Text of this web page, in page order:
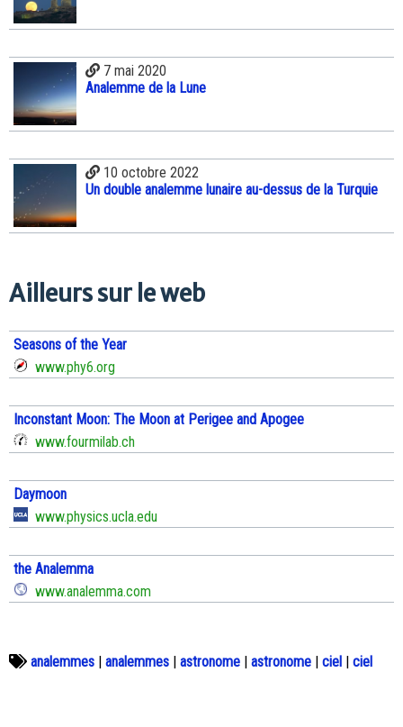
7 mai 2020
Analemme de la Lune
10 octobre 2022
Un double analemme lunaire au-dessus de la Turquie
Ailleurs sur le web
Seasons of the Year
www.phy6.org
Inconstant Moon: The Moon at Perigee and Apogee
www.fourmilab.ch
Daymoon
www.physics.ucla.edu
the Analemma
www.analemma.com
analemmes analemmes astronome astronome ciel ciel